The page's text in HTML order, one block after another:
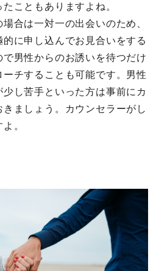
こともありますよね。
合は一対一の出会いのため、
に申し込んでお見合いをする
男性からのお誘いを待つだけ
チすることも可能です。男性
し苦手といった方は事前にカ
ましょう。カウンセラーがし
。